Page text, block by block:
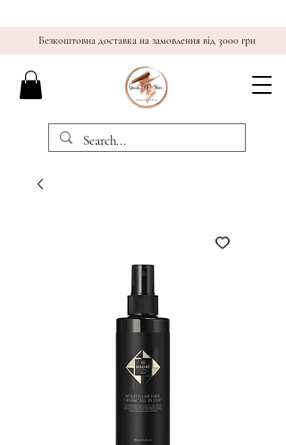
Безкоштовна доставка на замовлення від 3000 грн